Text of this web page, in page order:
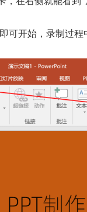
可开始，录制过